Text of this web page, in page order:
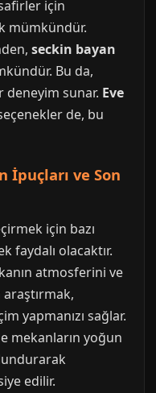
için
mümkündür.
seckin bayan
Bu da,
deneyim sunar. Eve
de, bu
İpuçları ve Son
için bazı
faydalı olacaktır.
atmosferini ve
yapmanızı sağlar.
mekanların yoğun
edilir.